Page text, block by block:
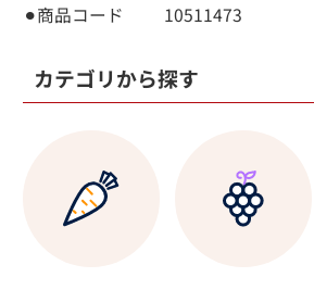
⚫︎商品コード 10511473
カテゴリから探す